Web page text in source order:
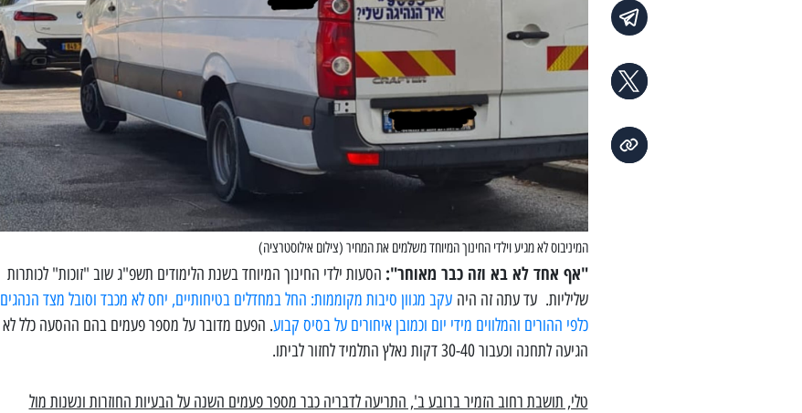
המיניבוס לא מגיע וילדי החינוך המיוחד משלמים את המחיר (צילום אילוסטרציה)
"אף אחד לא בא וזה כבר מאוחר": הסעות ילדי החינוך המיוחד בשנת הלימודים תשפ"ג שוב "זוכות" לכותרות
שליליות. עד עתה זה היה עקב מגוון סיבות מקוממות: החל במחדלים בטיחותיים, יחס לא מכבד וסובל מצד הנהגים
כלפי ההורים והמלווים מידי יום וכמובן איחורים על בסיס קבוע. הפעם מדובר על מספר פעמים בהם ההסעה כלל לא
הגיעה לתחנה וכעבור 30-40 דקות נאלץ התלמיד לחזור לביתו.
טלי, תושבת רחוב הזמיר ברובע ב', התריעה לדבריה כבר מספר פעמים השנה על הבעיות החוזרות ונשנות מול